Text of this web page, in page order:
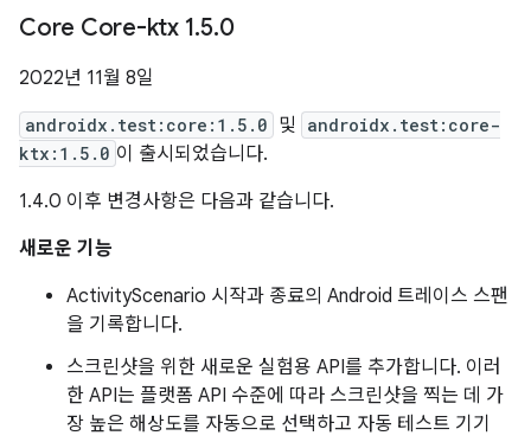
Core Core-ktx 1.5.0
2022년 11월 8일
androidx.test:core:1.5.0 및 androidx.test:core-
ktx:1.5.0 이 출시되었습니다.
1.4.0 이후 변경사항은 다음과 같습니다.
새로운 기능
ActivityScenario 시작과 종료의 Android 트레이스 스팬
을 기록합니다.
스크린샷을 위한 새로운 실험용 API를 추가합니다. 이러
한 API는 플랫폼 API 수준에 따라 스크린샷을 찍는 데 가
장 높은 해상도를 자동으로 선택하고 자동 테스트 기기